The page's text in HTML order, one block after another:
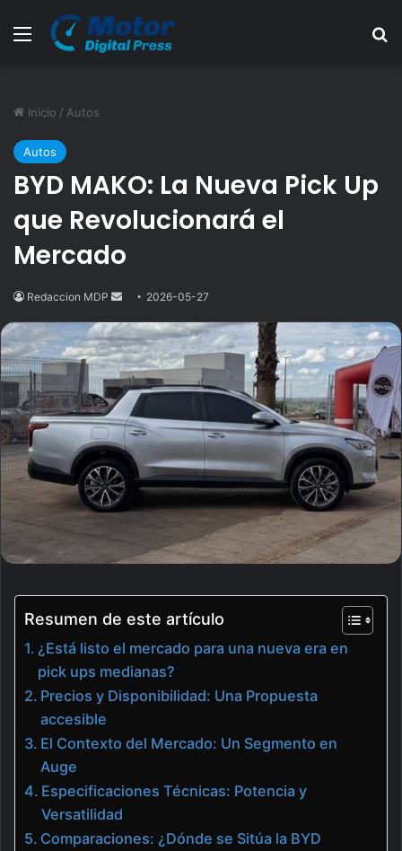
Menú
Inicio / Autos
Autos
BYD MAKO: La Nueva Pick Up
que Revolucionará el
Mercado
Redaccion MDP
Send
email
2026-05-27
Resumen de este artículo
¿Está listo el mercado para una nueva era en
pick ups medianas?
Precios y Disponibilidad: Una Propuesta
accesible
El Contexto del Mercado: Un Segmento en
Auge
Especificaciones Técnicas: Potencia y
Versatilidad
Comparaciones: ¿Dónde se Sitúa la BYD